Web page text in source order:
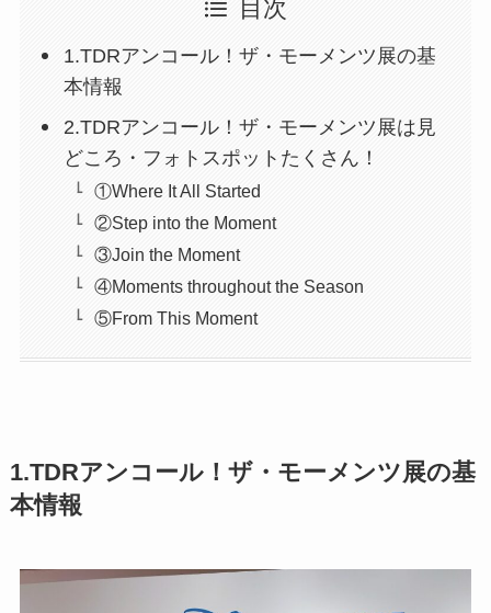
目次
1.TDRアンコール！ザ・モーメンツ展の基
本情報
2.TDRアンコール！ザ・モーメンツ展は見
どころ・フォトスポットたくさん！
①Where It All Started
②Step into the Moment
③Join the Moment
④Moments throughout the Season
⑤From This Moment
1.TDRアンコール！ザ・モーメンツ展の基
本情報